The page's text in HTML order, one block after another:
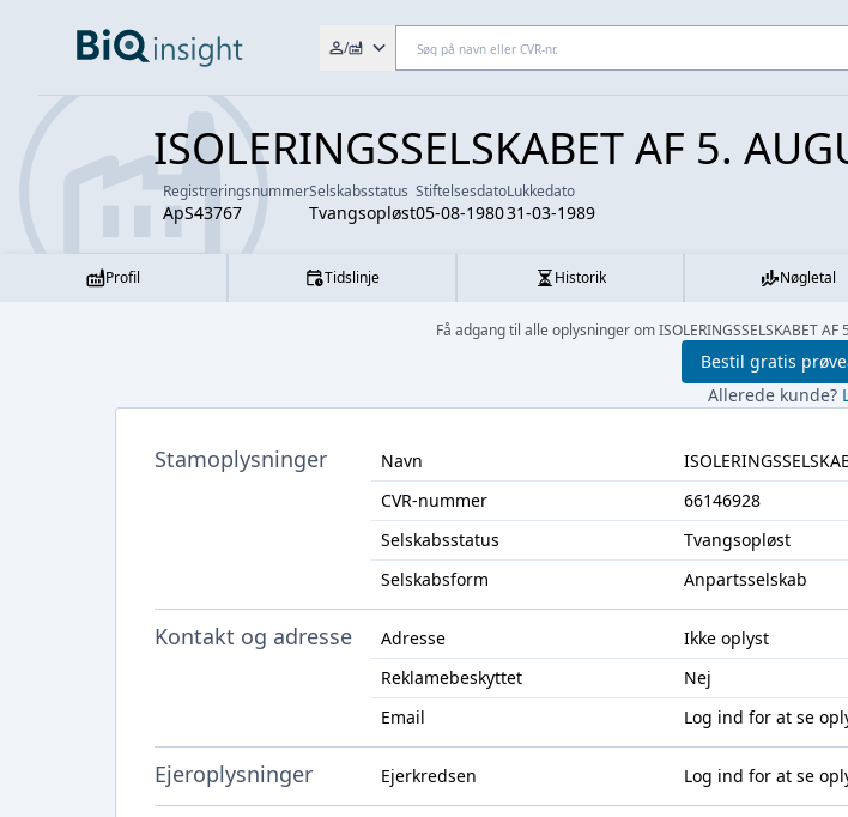
/
ISOLERINGSSELSKABET AF 5.
Registreringsnummer
ApS43767
Selskabsstatus
Tvangsopløst
Stiftelsesdato
05-08-1980
Lukkedato
31-03-1989
Profil Tidslinje Historik Nøgletal
Få adgang til alle oplysninger om ISOLERINGSSELSKABET
Bestil gratis
Allerede kunde?
Stamoplysninger Navn
CVR-nummer
66146928
Selskabsstatus
Tvangsopløst
Selskabsform
Anpartsselskab
Kontakt og adresse Adresse
Ikke oplyst
Reklamebeskyttet
Nej
Email
Log ind for at se
Ejeroplysninger Ejerkredsen Log ind for at se